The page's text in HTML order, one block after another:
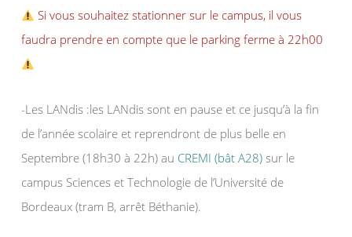
Si vous souhaitez stationner sur le campus, il vous
faudra prendre en compte que le parking ferme à 22h00
-Les LANdis :les LANdis sont en pause et ce jusqu’à la fin
de l’année scolaire et reprendront de plus belle en
Septembre (18h30 à 22h) au CREMI (bât A28) sur le
campus Sciences et Technologie de l’Université de
Bordeaux (tram B, arrêt Béthanie).